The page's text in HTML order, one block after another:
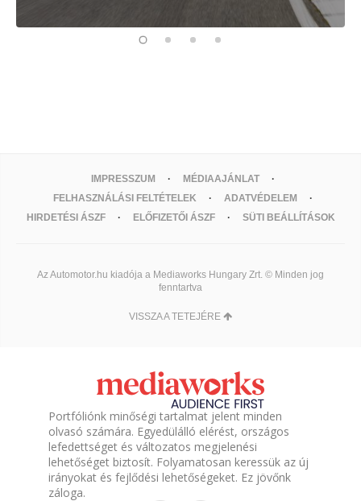
IMPRESSZUM
MÉDIAAJÁNLAT
FELHASZNÁLÁSI FELTÉTELEK
ADATVÉDELEM
HIRDETÉSI ÁSZF
ELŐFIZETŐI ÁSZF SÜTI BEÁLLÍTÁSOK
Az Automotor.hu kiadója a Mediaworks Hungary Zrt. © Minden jog
fenntartva
VISSZA A TETEJÉRE
Portfóliónk minőségi tartalmat jelent minden
olvasó számára. Egyedülálló elérést, országos
lefedettséget és változatos megjelenési
lehetőséget biztosít. Folyamatosan keressük az új
irányokat és fejlődési lehetőségeket. Ez jövőnk
záloga.